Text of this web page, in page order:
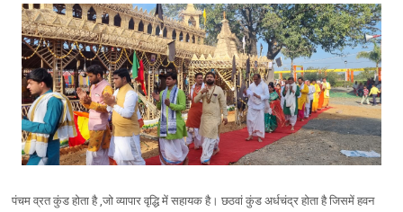
पंचम व्रत कुंड होता है ,जो व्यापार वृद्धि में सहायक है। छठवां कुंड अर्धचंद्र होता है जिसमें हवन